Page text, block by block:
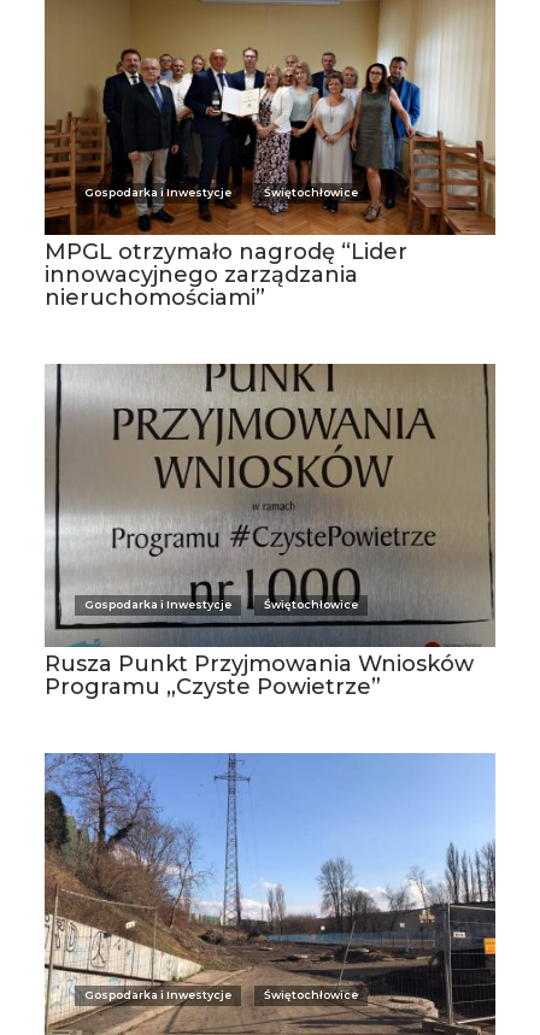
Gospodarka i Inwestycje Świętochłowice
MPGL otrzymało nagrodę “Lider
innowacyjnego zarządzania
nieruchomościami”
Gospodarka i Inwestycje Świętochłowice
Rusza Punkt Przyjmowania Wniosków
Programu „Czyste Powietrze”
Gospodarka i Inwestycje Świętochłowice